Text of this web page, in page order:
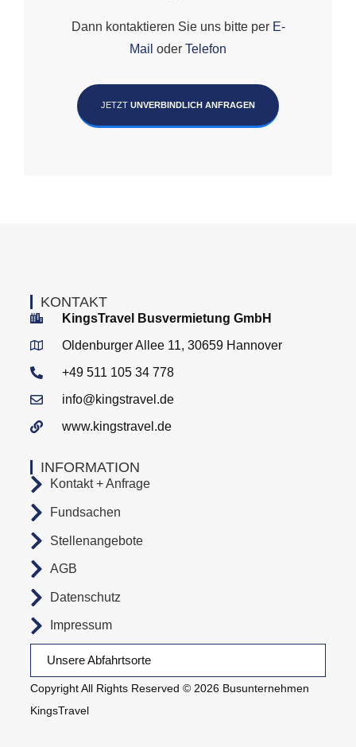
Dann kontaktieren Sie uns bitte per E-
Mail oder Telefon
JETZT UNVERBINDLICH ANFRAGEN
Copyright All Rights Reserved © 2026 Busunternehmen
KingsTravel
Unsere Abfahrtsorte
INFORMATION
Kontakt + Anfrage
Fundsachen
Stellenangebote
AGB
Datenschutz
Impressum
KONTAKT
KingsTravel Busvermietung GmbH
Oldenburger Allee 11, 30659 Hannover
+49 511 105 34 778
info@kingstravel.de
www.kingstravel.de